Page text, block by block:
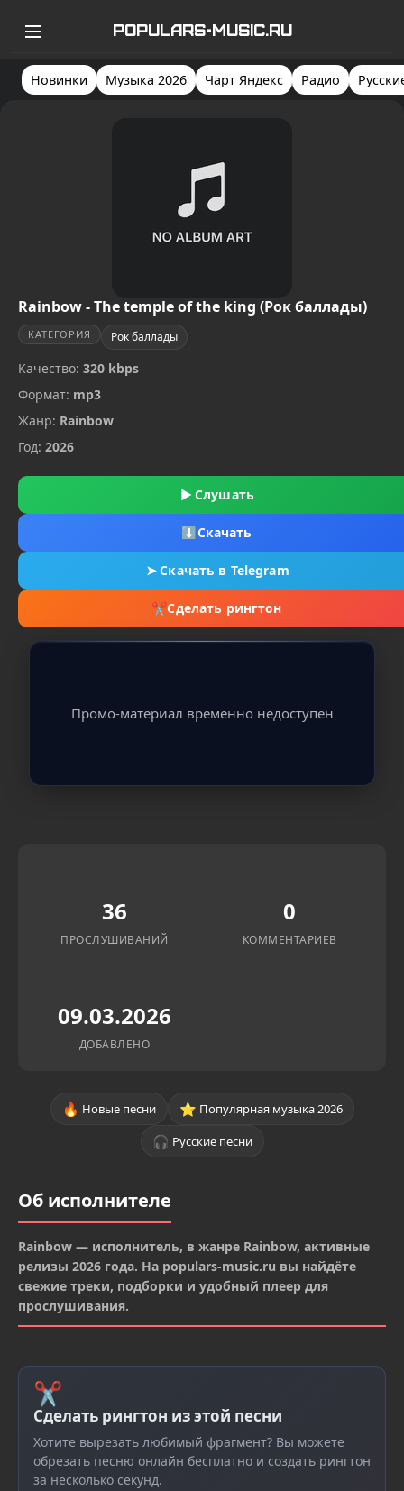
POPULARS-MUSIC.RU
Новинки Музыка 2026 Чарт Яндекс Радио
Rainbow - The temple of the king (Рок баллады)
КАТЕГОРИЯ Рок баллады
Качество: 320 kbps
Формат: mp3
Жанр: Rainbow
Год: 2026
▶ Слушать
⬇Скачать
➤Скачать в Telegram
✂Сделать рингтон
Промо-материал временно недоступен
36
ПРОСЛУШИВАНИЙ
0
КОММЕНТАРИЕВ
09.03.2026
ДОБАВЛЕНО
🔥 Новые песни ⭐ Популярная музыка 2026
🎧 Русские песни
Об исполнителе
Rainbow — исполнитель, в жанре Rainbow, активные
релизы 2026 года. На populars-music.ru вы найдёте
свежие треки, подборки и удобный плеер для
прослушивания.
✂
Сделать рингтон из этой песни
Хотите вырезать любимый фрагмент? Вы можете
обрезать песню онлайн бесплатно и создать рингтон
за несколько секунд.